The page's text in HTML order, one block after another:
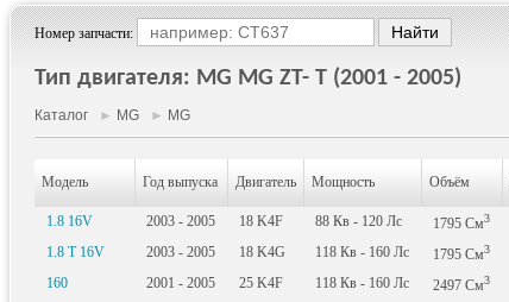
Номер запчасти:
Тип двигателя: MG MG ZT- T (2001 - 2005)
Каталог ► MG ► MG
Модель Год выпуска Двигатель Мощность Объём
1.8 16V 2003 - 2005 18 K4F 88 Кв - 120 Лс 1795 См3
1.8 T 16V
2003 - 2005 18 K4G 118 Кв - 160 Лс 1795 См3
160
2001 - 2005 25 K4F 118 Кв - 160 Лс 2497 См3